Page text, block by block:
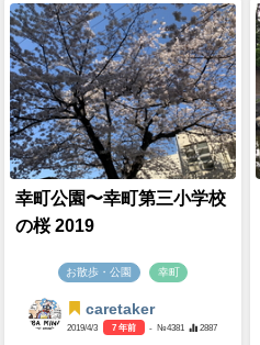
幸町公園〜幸町第三小学校
の桜 2019
お散歩・公園 幸町
caretaker
2019/4/3 7 年前 - №4381 2887